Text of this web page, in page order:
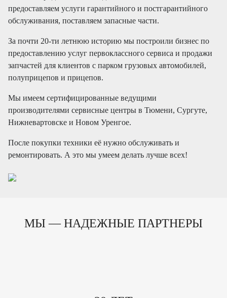
предоставляем услуги гарантийного и постгарантийного
обслуживания, поставляем запасные части.
За почти 20-ти летнюю историю мы построили бизнес по
предоставлению услуг первоклассного сервиса и продажи
запчастей для клиентов с парком грузовых автомобилей,
полуприцепов и прицепов.
Мы имеем сертифицированные ведущими
производителями сервисные центры в Тюмени, Сургуте,
Нижневартовске и Новом Уренгое.
После покупки техники её нужно обслуживать и
ремонтировать. А это мы умеем делать лучше всех!
МЫ — НАДЕЖНЫЕ ПАРТНЕРЫ